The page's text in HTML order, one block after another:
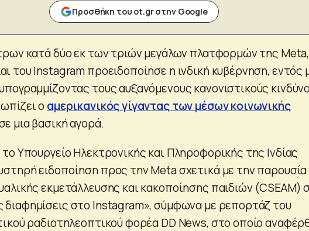
Προσθήκη του ot.gr στην Google
κατά δύο εκ των τριών μεγάλων πλατφορμών της
του Instagram προειδοποίησε η ινδική κυβέρνηση, εντός
τους αυξανόμενους κανονιστικούς
οαμερικανικός γίγαντας των μέσων κοινωνικής
μια βασική αγορά.
Υπουργείο Ηλεκτρονικής και Πληροφορικής της Ινδίας
ειδοποίηση προς την Meta σχετικά με την παρουσία
εκμετάλλευσης και κακοποίησης παιδιών (CSEAM)
στο Instagram», σύμφωνα με ρεπορτάζ του
ραδιοτηλεοπτικού φορέα DD News, στο οποίο